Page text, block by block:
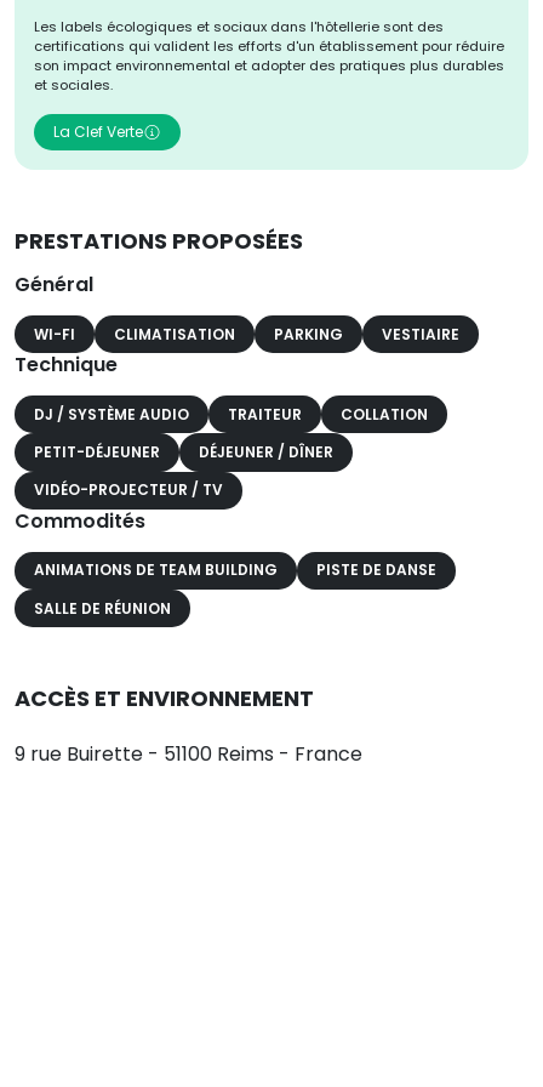
Les labels écologiques et sociaux dans l'hôtellerie sont des
certifications qui valident les efforts d'un établissement pour réduire
son impact environnemental et adopter des pratiques plus durables
et sociales.
La Clef Verte
PRESTATIONS PROPOSÉES
Général
WI-FI CLIMATISATION PARKING VESTIAIRE
Technique
DJ / SYSTÈME AUDIO TRAITEUR
COLLATION
PETIT-DÉJEUNER
DÉJEUNER / DÎNER
VIDÉO-PROJECTEUR / TV
Commodités
ANIMATIONS DE TEAM BUILDING
PISTE DE DANSE
SALLE DE RÉUNION
ACCÈS ET ENVIRONNEMENT
9 rue Buirette - 51100 Reims - France